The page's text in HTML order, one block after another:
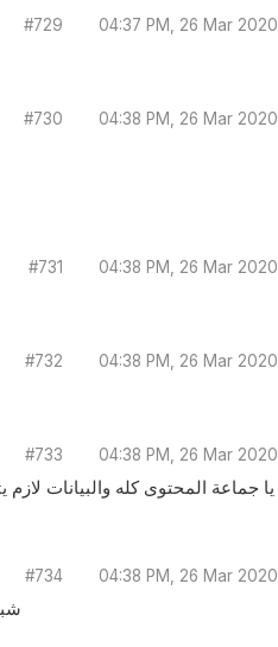
#729 04:37 PM, 26 Mar 2020
#730 04:38 PM, 26 Mar 2020
#731 04:38 PM, 26 Mar 2020
#732 04:38 PM, 26 Mar 2020
#733 04:38 PM, 26 Mar 2020
يا جماعة المحتوى كله والبيانات لازم
#734 04:38 PM, 26 Mar 2020